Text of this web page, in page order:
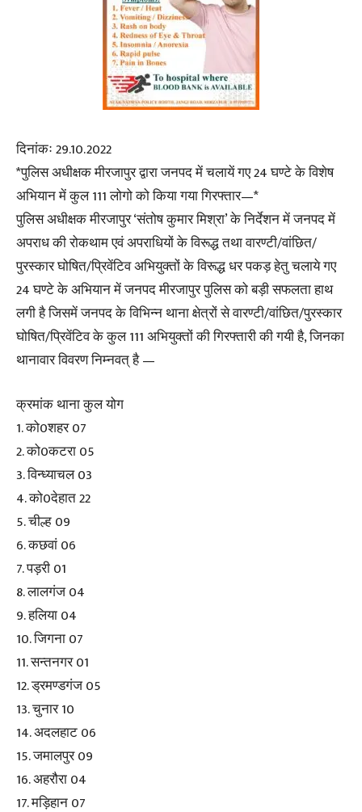
दिनांकः 29.10.2022
*पुलिस अधीक्षक मीरजापुर द्वारा जनपद में चलायें गए 24 घण्टे के विशेष
अभियान में कुल 111 लोगो को किया गया गिरफ्तार—*
पुलिस अधीक्षक मीरजापुर ‘संतोष कुमार मिश्रा’ के निर्देशन में जनपद में
अपराध की रोकथाम एवं अपराधियों के विरूद्ध तथा वारण्टी/वांछित/
पुरस्कार घोषित/प्रिवेंटिव अभियुक्तों के विरूद्ध धर पकड़ हेतु चलाये गए
24 घण्टे के अभियान में जनपद मीरजापुर पुलिस को बड़ी सफलता हाथ
लगी है जिसमें जनपद के विभिन्न थाना क्षेत्रों से वारण्टी/वांछित/पुरस्कार
घोषित/प्रिवेंटिव के कुल 111 अभियुक्तों की गिरफ्तारी की गयी है, जिनका
थानावार विवरण निम्नवत् है —
क्रमांक थाना कुल योग
1. को0शहर 07
2. को0कटरा 05
3. विन्ध्याचल 03
4. को0देहात 22
5. चील्ह 09
6. कछवां 06
7. पड़री 01
8. लालगंज 04
9. हलिया 04
10. जिगना 07
11. सन्तनगर 01
12. ड्रमण्डगंज 05
13. चुनार 10
14. अदलहाट 06
15. जमालपुर 09
16. अहरौरा 04
17. मड़िहान 07